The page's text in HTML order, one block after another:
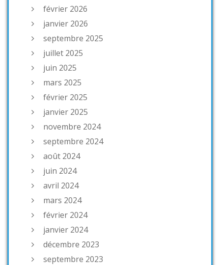
février 2026
janvier 2026
septembre 2025
juillet 2025
juin 2025
mars 2025
février 2025
janvier 2025
novembre 2024
septembre 2024
août 2024
juin 2024
avril 2024
mars 2024
février 2024
janvier 2024
décembre 2023
septembre 2023